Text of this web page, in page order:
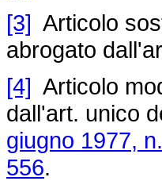
[3] Articolo
abrogato
[4] Articolo
dall'art. unico
giugno 1977,
556.